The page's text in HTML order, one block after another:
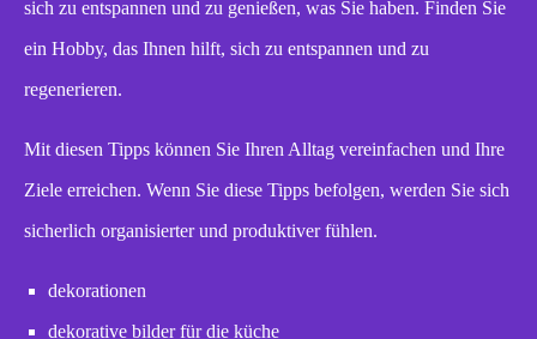
sich zu entspannen und zu genießen, was Sie haben. Finden Sie
ein Hobby, das Ihnen hilft, sich zu entspannen und zu
regenerieren.
Mit diesen Tipps können Sie Ihren Alltag vereinfachen und Ihre
Ziele erreichen. Wenn Sie diese Tipps befolgen, werden Sie sich
sicherlich organisierter und produktiver fühlen.
dekorationen
dekorative bilder für die küche